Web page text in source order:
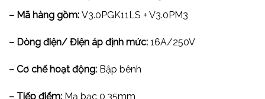
– Mã hàng gồm: V3.0PGK11LS + V3.0PM3
– Dòng điện/ Điện áp định mức: 16A/250V
– Cơ chế hoạt động: Bập bênh
– Tiếp điểm: Mạ bạc 0,35mm